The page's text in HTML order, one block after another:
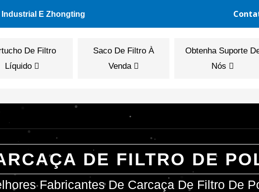
Industrial E Zhongting
De Filtro
Líquido
Saco De Filtro À
Venda
Obtenha Suporte
Nós
DE FILTRO DE
Fabricantes De Carcaça De Filtro De